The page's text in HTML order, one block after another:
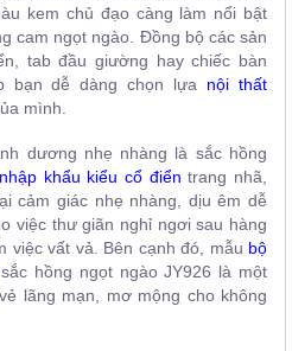
kem chủ đạo càng làm nổi bật
cam ngọt ngào. Đồng bộ các sản
tab đầu giường hay chiếc bàn
bạn dễ dàng chọn lựa nội thất
mình.
dương nhẹ nhàng là sắc hồng
khẩu kiểu cổ điển trang nhã,
cảm giác nhẹ nhàng, dịu êm dễ
việc thư giãn nghỉ ngơi sau hàng
việc vất vả. Bên cạnh đó, mẫu bộ
sắc hồng ngọt ngào JY926 là một
lãng mạn, mơ mộng cho không